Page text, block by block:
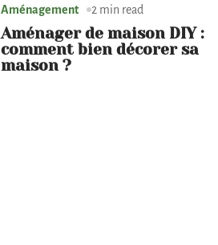
Aménagement 2 min read
Aménager de maison DIY :
comment bien décorer sa
maison ?